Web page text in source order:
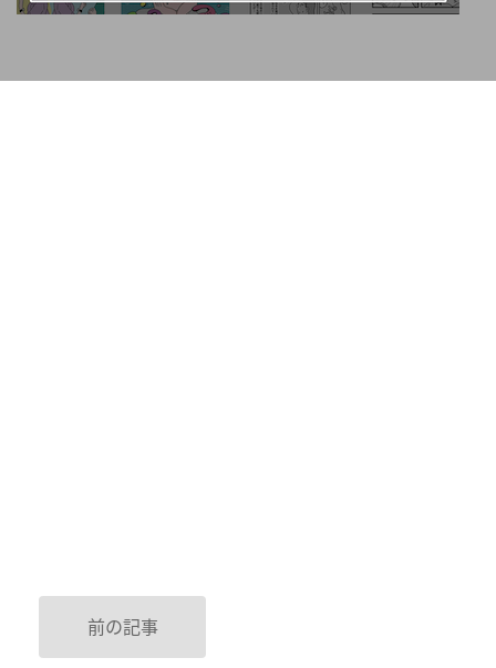
前の記事